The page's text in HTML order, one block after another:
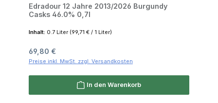
Edradour 12 Jahre 2013/2026 Burgundy
Casks 46.0% 0,7l
Inhalt: 0.7 Liter (99,71 € / 1 Liter)
Regulärer Preis:
69,80 €
Preise inkl. MwSt. zzgl. Versandkosten
In den Warenkorb